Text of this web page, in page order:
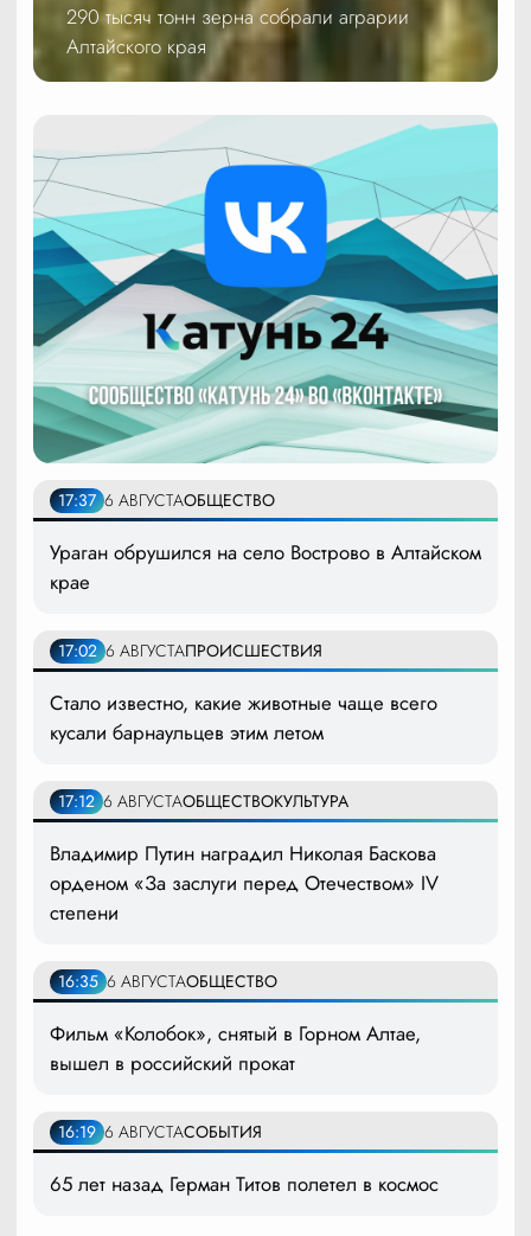
290 тысяч тонн зерна собрали аграрии
Алтайского края
17:37 6 АВГУСТАОБЩЕСТВО
Ураган обрушился на село Вострово в Алтайском
крае
17:02 6 АВГУСТАПРОИСШЕСТВИЯ
Стало известно, какие животные чаще всего
кусали барнаульцев этим летом
17:12 6 АВГУСТАОБЩЕСТВОКУЛЬТУРА
Владимир Путин наградил Николая Баскова
орденом «За заслуги перед Отечеством» IV
степени
16:35 6 АВГУСТАОБЩЕСТВО
Фильм «Колобок», снятый в Горном Алтае,
вышел в российский прокат
16:19 6 АВГУСТАСОБЫТИЯ
65 лет назад Герман Титов полетел в космос